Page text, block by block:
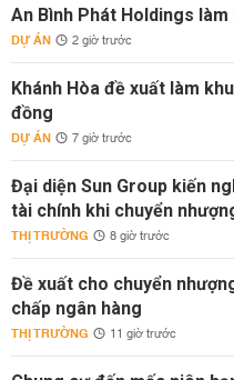
An Bình Phát Holdings làm
DỰ ÁN 2 giờ trước
Khánh Hòa đề xuất làm
đồng
DỰ ÁN 7 giờ trước
Đại diện Sun Group kiến
tài chính khi chuyển
THỊ TRƯỜNG 8 giờ trước
Đề xuất cho chuyển
chấp ngân hàng
THỊ TRƯỜNG 11 giờ trước